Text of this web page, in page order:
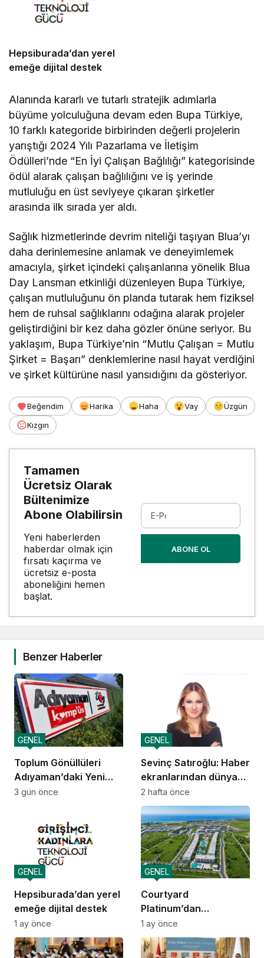
Hepsiburada’dan yerel
emeğe dijital destek
Alanında kararlı ve tutarlı stratejik adımlarla
büyüme yolculuğuna devam eden Bupa Türkiye,
10 farklı kategoride birbirinden değerli projelerin
yarıştığı 2024 Yılı Pazarlama ve İletişim
Ödülleri’nde “En İyi Çalışan Bağlılığı” kategorisinde
ödül alarak çalışan bağlılığını ve iş yerinde
mutluluğu en üst seviyeye çıkaran şirketler
arasında ilk sırada yer aldı.
Sağlık hizmetlerinde devrim niteliği taşıyan Blua’yı
daha derinlemesine anlamak ve deneyimlemek
amacıyla, şirket içindeki çalışanlarına yönelik Blua
Day Lansman etkinliği düzenleyen Bupa Türkiye,
çalışan mutluluğunu ön planda tutarak hem fiziksel
hem de ruhsal sağlıklarını odağına alarak projeler
geliştirdiğini bir kez daha gözler önüne seriyor. Bu
yaklaşım, Bupa Türkiye’nin “Mutlu Çalışan = Mutlu
Şirket = Başarı” denklemlerine nasıl hayat verdiğini
ve şirket kültürüne nasıl yansıdığını da gösteriyor.
Beğendim Harika Haha Vay
Üzgün
Kızgın
Tamamen
Ücretsiz Olarak
Bültenimize
Abone Olabilirsin
Yeni haberlerden
haberdar olmak için
fırsatı kaçırma ve
ücretsiz e-posta
aboneliğini hemen
başlat.
ABONE OL
Benzer Haberler
Toplum Gönüllüleri
Adıyaman’daki Yeni
Kamp’üs’te yılda 2.000
GENEL
3 gün önce
Sevinç Satıroğlu: Haber
ekranlarından dünya
sahnelerine taşınan
güven
GENEL
2 hafta önce
Hepsiburada’dan yerel
emeğe dijital destek
GENEL
1 ay önce
Courtyard
Platinum’dan
yatırımcılara 10 yıllık
amortisman güvencesi
GENEL
1 ay önce